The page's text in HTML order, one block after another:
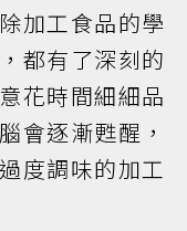
加工食品的學
都有了深刻的
花時間細細品
會逐漸甦醒，
度調味的加工